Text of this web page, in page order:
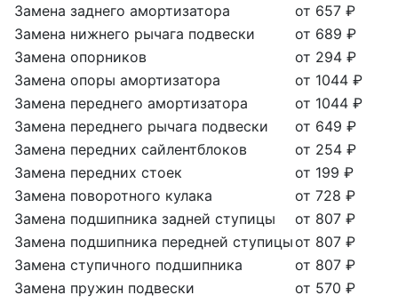
Замена заднего амортизатора
от 657 ₽
Замена нижнего рычага подвески
от 689 ₽
Замена опорников
от 294 ₽
Замена опоры амортизатора
от 1044 ₽
Замена переднего амортизатора
от 1044 ₽
Замена переднего рычага подвески
от 649 ₽
Замена передних сайлентблоков
от 254 ₽
Замена передних стоек
от 199 ₽
Замена поворотного кулака
от 728 ₽
Замена подшипника задней ступицы
от 807 ₽
Замена подшипника передней ступицыот 807 ₽
Замена ступичного подшипника
от 807 ₽
Замена пружин подвески
от 570 ₽